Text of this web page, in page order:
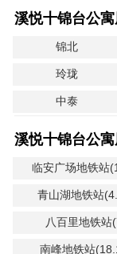
溪悦十锦台公
锦北
玲珑
中泰
溪悦十锦台公寓
临安广场地铁站
青山湖地铁站
八百里地铁站
南峰地铁站